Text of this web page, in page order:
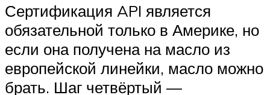
Сертификация API является
обязательной только в Америке, но
если она получена на масло из
европейской линейки, масло можно
брать. Шаг четвёртый —